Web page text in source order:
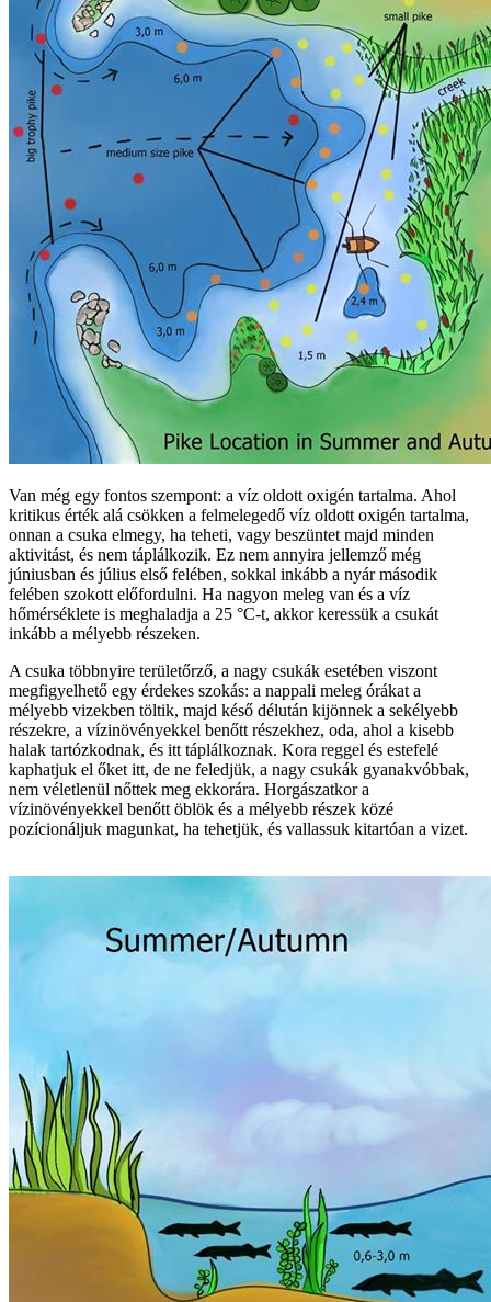
Van még egy fontos szempont: a víz oldott oxigén tartalma. Ahol
kritikus érték alá csökken a felmelegedő víz oldott oxigén tartalma,
onnan a csuka elmegy, ha teheti, vagy beszüntet majd minden
aktivitást, és nem táplálkozik. Ez nem annyira jellemző még
júniusban és július első felében, sokkal inkább a nyár második
felében szokott előfordulni. Ha nagyon meleg van és a víz
hőmérséklete is meghaladja a 25 °C-t, akkor keressük a csukát
inkább a mélyebb részeken.
A csuka többnyire területőrző, a nagy csukák esetében viszont
megfigyelhető egy érdekes szokás: a nappali meleg órákat a
mélyebb vizekben töltik, majd késő délután kijönnek a sekélyebb
részekre, a vízinövényekkel benőtt részekhez, oda, ahol a kisebb
halak tartózkodnak, és itt táplálkoznak. Kora reggel és estefelé
kaphatjuk el őket itt, de ne feledjük, a nagy csukák gyanakvóbbak,
nem véletlenül nőttek meg ekkorára. Horgászatkor a
vízinövényekkel benőtt öblök és a mélyebb részek közé
pozícionáljuk magunkat, ha tehetjük, és vallassuk kitartóan a vizet.